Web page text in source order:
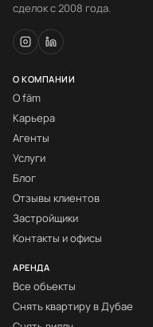
сделок с 2008 года.
О КОМПАНИИ
О fäm
Карьера
Агенты
Услуги
Блог
Отзывы клиентов
Застройщики
Контакты и офисы
АРЕНДА
Все объекты
Снять квартиру в Дубае